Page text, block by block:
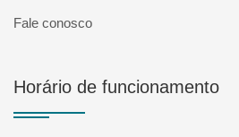
Fale conosco
Horário de funcionamento